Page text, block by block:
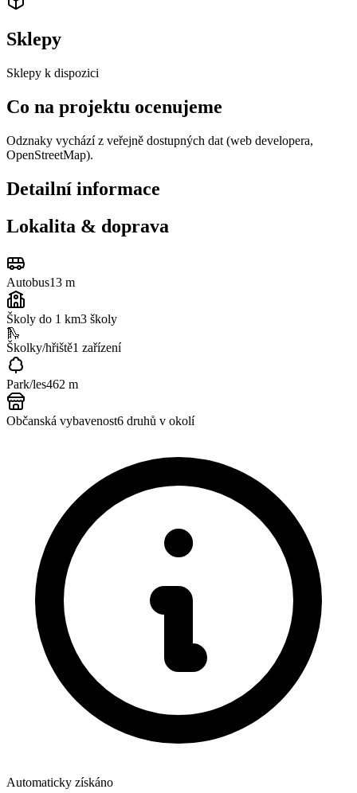
Sklepy
Sklepy k dispozici
Co na projektu ocenujeme
Odznaky vychází z veřejně dostupných dat (web developera,
OpenStreetMap).
Detailní informace
Lokalita & doprava
Autobus13 m
Školy do 1 km3 školy
🛝
Školky/hřiště1 zařízení
Park/les462 m
Občanská vybavenost6 druhů v okolí
Automaticky získáno